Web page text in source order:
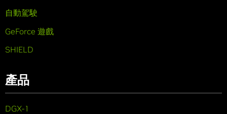
自動駕駛
GeForce 遊戲
SHIELD
產品
DGX-1